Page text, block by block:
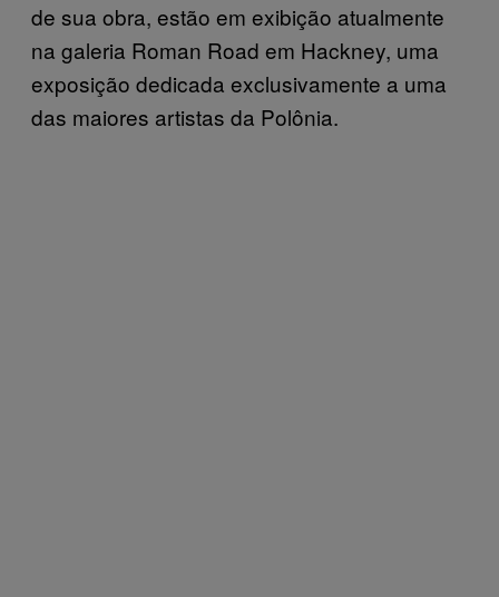
de sua obra, estão em exibição atualmente
na galeria Roman Road em Hackney, uma
exposição dedicada exclusivamente a uma
das maiores artistas da Polônia.